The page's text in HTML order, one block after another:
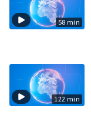
58 min
122 min